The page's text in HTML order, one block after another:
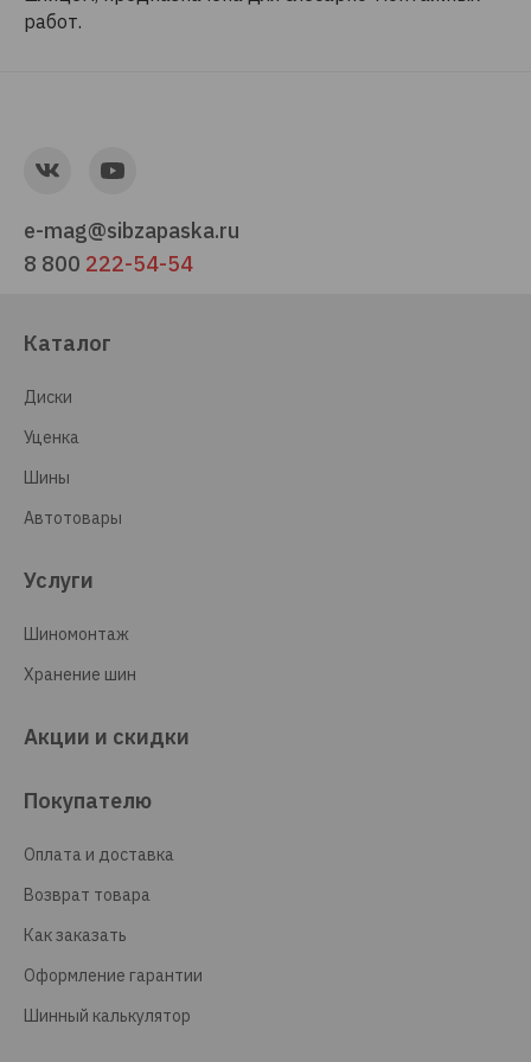
работ.
e-mag@sibzapaska.ru
8 800 222-54-54
Каталог
Диски
Уценка
Шины
Автотовары
Услуги
Шиномонтаж
Хранение шин
Акции и скидки
Покупателю
Оплата и доставка
Возврат товара
Как заказать
Оформление гарантии
Шинный калькулятор